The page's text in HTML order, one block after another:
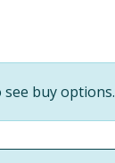
see buy options.